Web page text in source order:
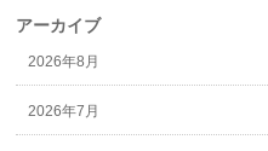
アーカイブ
2026年8月
2026年7月